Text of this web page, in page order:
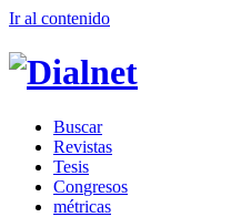
Ir al contenido
Buscar
Revistas
Tesis
Congresos
métricas